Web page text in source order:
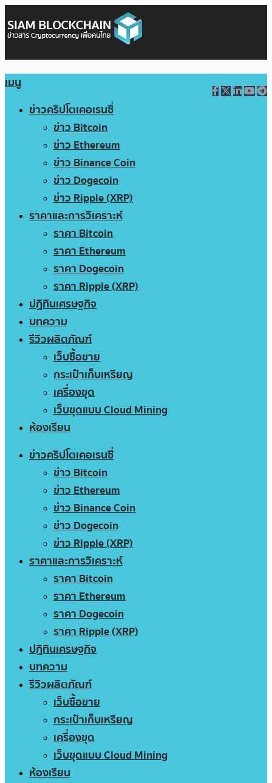
เมนู
ข่าวคริปโตเคอเรนซี่
ข่าว Bitcoin
ข่าว Ethereum
ข่าว Binance Coin
ข่าว Dogecoin
ข่าว Ripple (XRP)
ราคาและการวิเคราะห์
ราคา Bitcoin
ราคา Ethereum
ราคา Dogecoin
ราคา Ripple (XRP)
ปฏิทินเศรษฐกิจ
บทความ
รีวิวผลิตภัณฑ์
เว็บซื้อขาย
กระเป๋าเก็บเหรียญ
เครื่องขุด
เว็บขุดแบบ Cloud Mining
ห้องเรียน
ข่าวคริปโตเคอเรนซี่
ข่าว Bitcoin
ข่าว Ethereum
ข่าว Binance Coin
ข่าว Dogecoin
ข่าว Ripple (XRP)
ราคาและการวิเคราะห์
ราคา Bitcoin
ราคา Ethereum
ราคา Dogecoin
ราคา Ripple (XRP)
ปฏิทินเศรษฐกิจ
บทความ
รีวิวผลิตภัณฑ์
เว็บซื้อขาย
กระเป๋าเก็บเหรียญ
เครื่องขุด
เว็บขุดแบบ Cloud Mining
ห้องเรียน